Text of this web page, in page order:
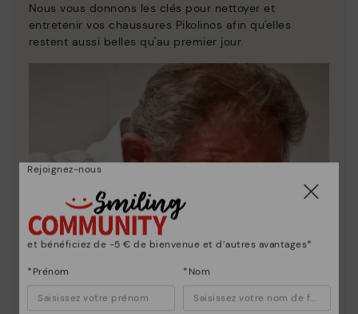
Nous vous donnons les clés pour nettoyer et
entretenir vos chaussures Pikolinos afin qu'elles
restent aussi belles qu'au premier jour.
Rejoignez-nous
et bénéficiez de -5 € de bienvenue et d’autres avantages*
*Prénom *Nom